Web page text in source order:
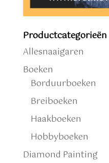
Allesnaaigaren
Boeken
Borduurboeken
Breiboeken
Haakboeken
Hobbyboeken
Diamond Painting